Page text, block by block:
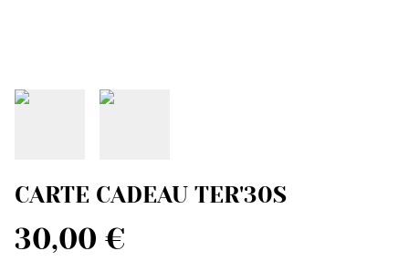
CARTE CADEAU TER'30S
30,00 €